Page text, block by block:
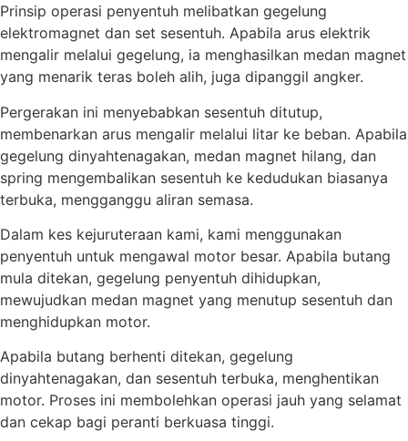
Prinsip operasi penyentuh melibatkan gegelung
elektromagnet dan set sesentuh. Apabila arus elektrik
mengalir melalui gegelung, ia menghasilkan medan magnet
yang menarik teras boleh alih, juga dipanggil angker.
Pergerakan ini menyebabkan sesentuh ditutup,
membenarkan arus mengalir melalui litar ke beban. Apabila
gegelung dinyahtenagakan, medan magnet hilang, dan
spring mengembalikan sesentuh ke kedudukan biasanya
terbuka, mengganggu aliran semasa.
Dalam kes kejuruteraan kami, kami menggunakan
penyentuh untuk mengawal motor besar. Apabila butang
mula ditekan, gegelung penyentuh dihidupkan,
mewujudkan medan magnet yang menutup sesentuh dan
menghidupkan motor.
Apabila butang berhenti ditekan, gegelung
dinyahtenagakan, dan sesentuh terbuka, menghentikan
motor. Proses ini membolehkan operasi jauh yang selamat
dan cekap bagi peranti berkuasa tinggi.